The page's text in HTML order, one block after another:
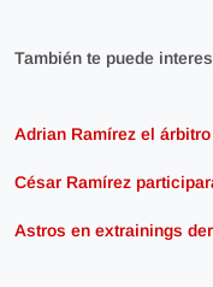
También te puede
Adrian Ramírez el
César Ramírez
Astros en extrainings